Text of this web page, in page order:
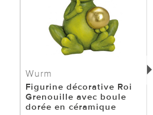
Wurm
Figurine décorative Roi
Grenouille avec boule
dorée en céramique